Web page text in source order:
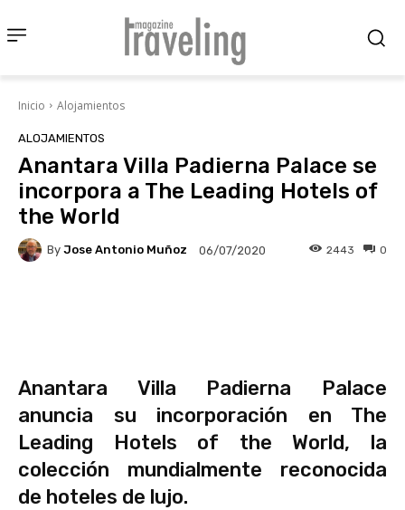
Inicio Alojamientos
ALOJAMIENTOS
Anantara Villa Padierna Palace se
incorpora a The Leading Hotels of
the World
By Jose Antonio Muñoz 06/07/2020 0
2443
Anantara Villa Padierna Palace
anuncia su incorporación en The
Leading Hotels of the World, la
colección mundialmente reconocida
de hoteles de lujo.